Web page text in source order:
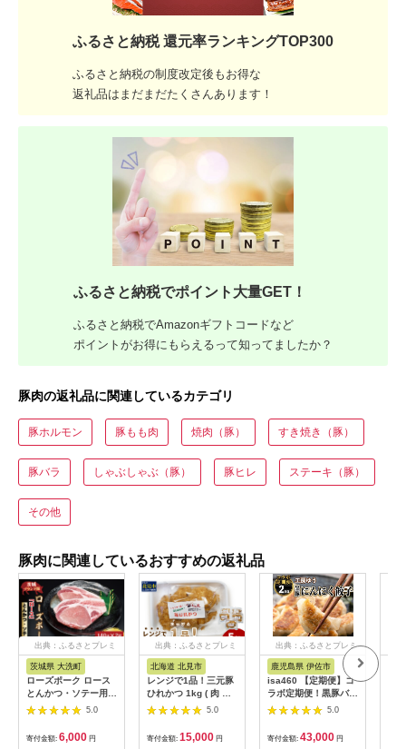
ふるさと納税 還元率ランキングTOP300
ふるさと納税の制度改定後もお得な
返礼品はまだまだたくさんあります！
ふるさと納税でポイント大量GET！
ふるさと納税でAmazonギフトコードなど
ポイントがお得にもらえるって知ってましたか？
豚肉の返礼品に関連しているカテゴリ
豚ホルモン 豚もも肉 焼肉（豚） すき焼き（豚）
豚バラ しゃぶしゃぶ（豚） 豚ヒレ ステーキ（豚）
その他
豚肉に関連しているおすすめの返礼品
出典：ふるさとプレミ
茨城県 大洗町
ローズポーク ロース
とんかつ・ソテー用
約280g (140g×2枚) (
茨城県共通返礼品・茨
城県産 ) ブランド豚
茨城 国産 豚肉 冷凍
5.0
寄付金額: 6,000 円
出典：ふるさとプレミ
北海道 北見市
レンジで1品！三元豚
ひれかつ 1kg ( 肉 豚
肉 ヒレ 揚げ物 総菜
冷凍 簡単調理 )【136-
5.0
寄付金額: 15,000 円
出典：ふるさとプレミ
アム
鹿児島県 伊佐市
isa460 【定期便】コ
ラボ定期便！黒豚バラ
エティー定期便 (全3
回) 定期便 コラボ定期
便 黒豚 豚 ぶた ロー
ス バラ スライス 生餃
5.0
寄付金額: 43,000 円